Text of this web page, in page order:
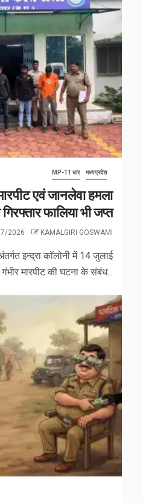
MP-11 धार मध्यप्रदेश
एवं जानलेवा हमला
फालिया भी जप्त
2026 KAMALGIRI GOSWAMI
इन्द्रा कॉलोनी में 14 जुलाई
मारपीट की घटना के संबंध...